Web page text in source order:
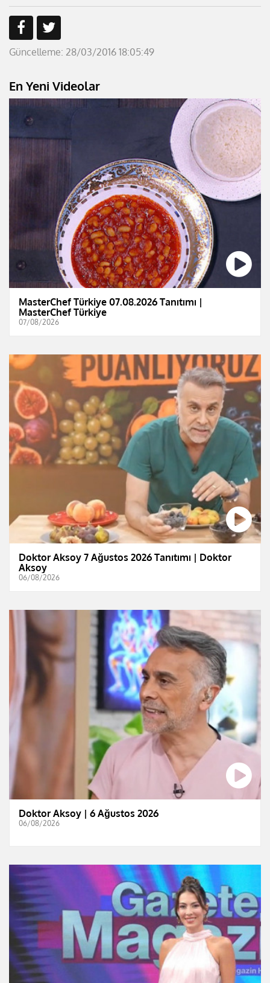
Güncelleme: 28/03/2016 18:05:49
En Yeni Videolar
MasterChef Türkiye 07.08.2026 Tanıtımı |
MasterChef Türkiye
07/08/2026
Doktor Aksoy 7 Ağustos 2026 Tanıtımı | Doktor
Aksoy
06/08/2026
Doktor Aksoy | 6 Ağustos 2026
06/08/2026